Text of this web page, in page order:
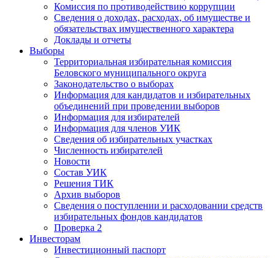
Комиссия по противодействию коррупции
Сведения о доходах, расходах, об имуществе и
обязательствах имущественного характера
Доклады и отчеты
Выборы
Территориальная избирательная комиссия
Беловского муниципального округа
Законодательство о выборах
Информация для кандидатов и избирательных
объединений при проведении выборов
Информация для избирателей
Информация для членов УИК
Сведения об избирательных участках
Численность избирателей
Новости
Состав УИК
Решения ТИК
Архив выборов
Сведения о поступлении и расходовании средств
избирательных фондов кандидатов
Проверка 2
Инвесторам
Инвестиционный паспорт